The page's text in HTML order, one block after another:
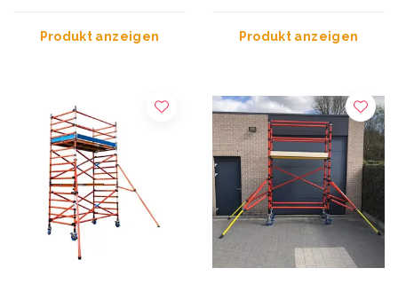
Produkt anzeigen Produkt anzeigen